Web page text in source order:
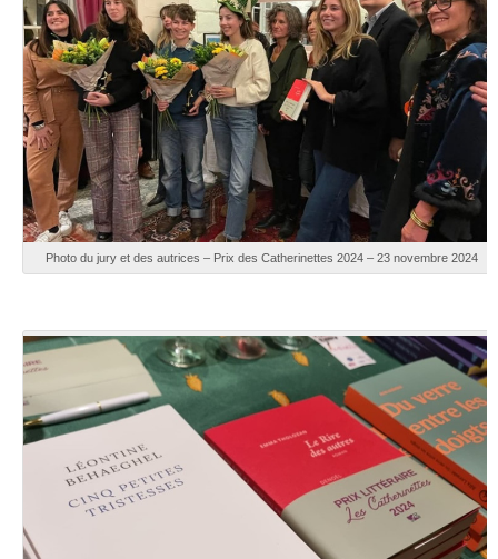
Photo du jury et des autrices – Prix des Catherinettes 2024 – 23 novembre 2024